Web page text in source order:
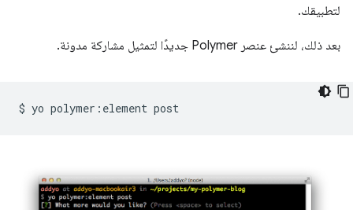
لتطبيقك.
بعد ذلك، لننشئ عنصر Polymer جديدًا لتمثيل مشاركة مدونة.
$ yo polymer:element